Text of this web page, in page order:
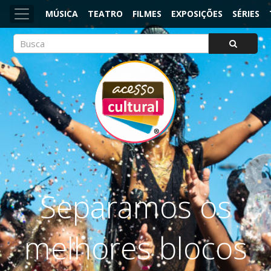
MÚSICA TEATRO FILMES EXPOSIÇÕES SÉRIES
ACESSO CULTURAL
Arte, Cultura Pop e Entretenimento
Separamos os
melhores blocos